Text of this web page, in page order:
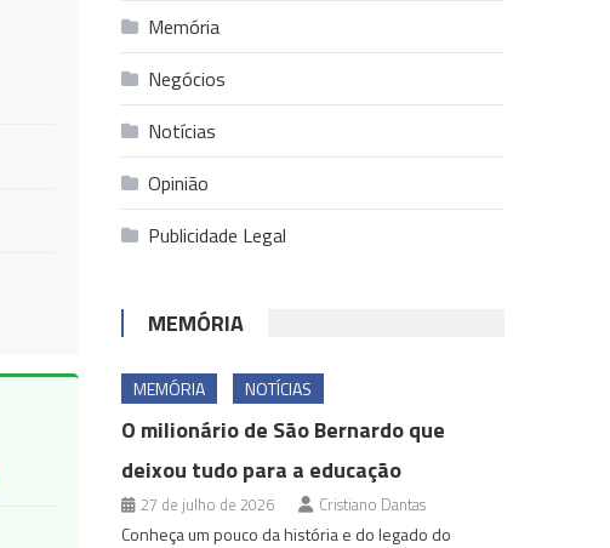
Memória
Negócios
Notícias
Opinião
Publicidade Legal
MEMÓRIA
MEMÓRIA NOTÍCIAS
O milionário de São Bernardo que
deixou tudo para a educação
27 de julho de 2026 Cristiano Dantas
Conheça um pouco da história e do legado do